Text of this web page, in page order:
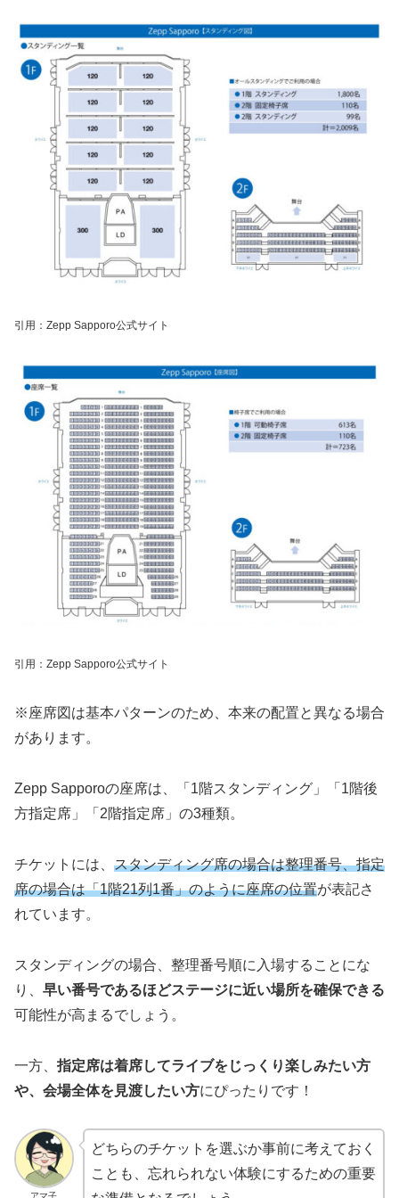
引用：Zepp Sapporo公式サイト
引用：Zepp Sapporo公式サイト
※座席図は基本パターンのため、本来の配置と異なる場合
があります。
Zepp Sapporoの座席は、「1階スタンディング」「1階後
方指定席」「2階指定席」の3種類。
チケットには、 スタンディング席の場合は整理番号、指定
席の場合は「1階21列1番」のように座席の位置が表記さ
れています。
スタンディングの場合、整理番号順に入場することにな
り、 早い番号であるほどステージに近い場所を確保できる
可能性が高まるでしょう。
一方、 指定席は着席してライブをじっくり楽しみたい方
や、会場全体を見渡したい方にぴったりです！
アマ子
どちらのチケットを選ぶか事前に考えておく
ことも、忘れられない体験にするための重要